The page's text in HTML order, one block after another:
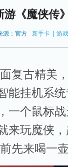
游《魔侠传
源：官方 新手卡 游
古精美，
能挂机系
一个鼠标
来玩魔侠
先来喝一